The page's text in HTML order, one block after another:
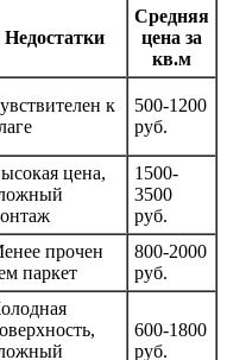
Недостатки
Средняя
цена за
кв.м
к
500-1200
руб.
цена,
1500-
3500
руб.
прочен
паркет
800-2000
руб.
600-1800
руб.